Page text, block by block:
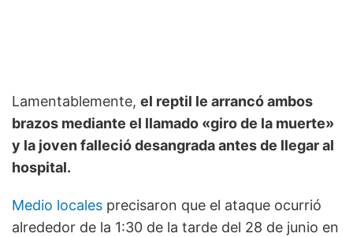
Lamentablemente, el reptil le arrancó ambos
brazos mediante el llamado «giro de la muerte»
y la joven falleció desangrada antes de llegar al
hospital.
Medio locales precisaron que el ataque ocurrió
alrededor de la 1:30 de la tarde del 28 de junio en